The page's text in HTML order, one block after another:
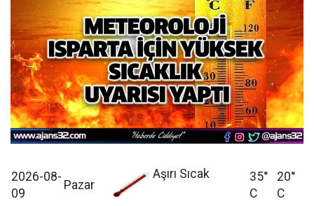
2026-08-
09
Pazar
Aşırı Sıcak
35°
C
20°
C